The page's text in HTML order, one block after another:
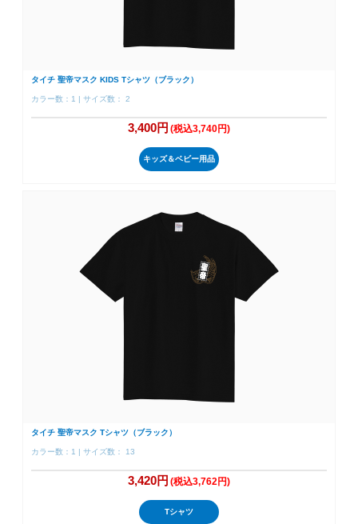
タイチ 聖帝マスク KIDS Tシャツ（ブラック）
カラー数：1 | サイズ数： 2
3,400円 (税込3,740円)
キッズ＆ベビー用品
タイチ 聖帝マスク Tシャツ（ブラック）
カラー数：1 | サイズ数： 13
3,420円 (税込3,762円)
Tシャツ